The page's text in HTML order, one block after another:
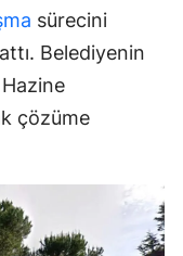
sürecini
Belediyenin
çözüme